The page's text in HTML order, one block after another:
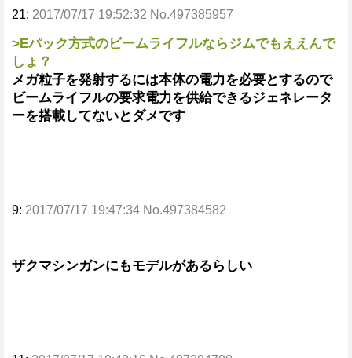
21: 2017/07/17 19:52:32 No.497385957
>Eパック方式のビームライフルならジムでもええんで
しょ？
メガ粒子を発射するには本体の電力を必要とするので
ビームライフルの要求電力を供給できるジェネレータ
ーを搭載してないとダメです
9: 2017/07/17 19:47:34 No.497384582
ザクマシンガンにもモデルがあるらしい